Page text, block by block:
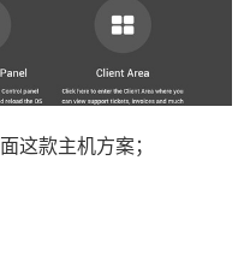
这款主机方案；